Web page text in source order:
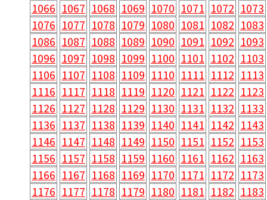
1066 1067 1068 1069 1070 1071 1072 1073
1076 1077 1078 1079 1080 1081 1082 1083
1086 1087 1088 1089 1090 1091 1092 1093
1096 1097 1098 1099 1100 1101 1102 1103
1106 1107 1108 1109 1110 1111 1112 1113
1116 1117 1118 1119 1120 1121 1122 1123
1126 1127 1128 1129 1130 1131 1132 1133
1136 1137 1138 1139 1140 1141 1142 1143
1146 1147 1148 1149 1150 1151 1152 1153
1156 1157 1158 1159 1160 1161 1162 1163
1166 1167 1168 1169 1170 1171 1172 1173
1176 1177 1178 1179 1180 1181 1182 1183